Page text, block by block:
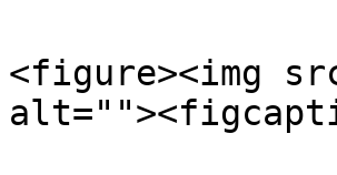
<figure><img